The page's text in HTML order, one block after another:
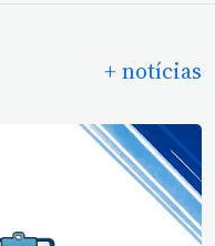
+ notícias